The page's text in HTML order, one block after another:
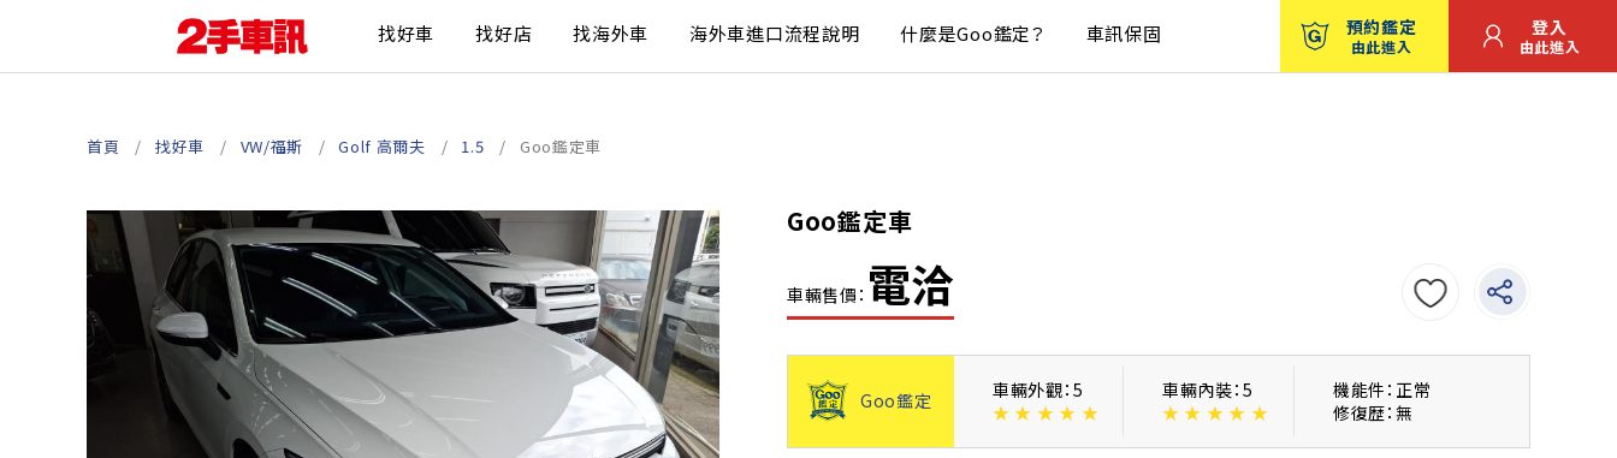
找好車 找好店 找海外車 海外車進口流程說明 什麼是Goo鑑定？ 車訊保固 預約鑑定
由此進入
登入
由此進入
首頁 找好車 VW/福斯 Golf 高爾夫 1.5 Goo鑑定車
Goo鑑定車
車輛售價： 電洽
Goo鑑定
車輛外觀：5
★ ★ ★ ★ ★
車輛內裝：5
★ ★ ★ ★ ★
機能件：正常
修復歴：無